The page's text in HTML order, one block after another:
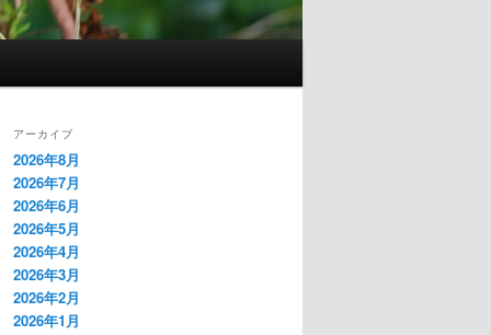
アーカイブ
2026年8月
2026年7月
2026年6月
2026年5月
2026年4月
2026年3月
2026年2月
2026年1月